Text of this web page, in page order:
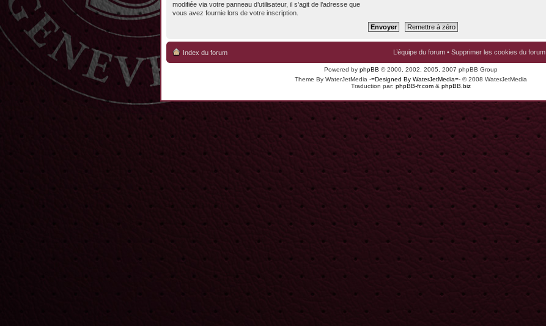
modifiée via votre panneau d’utilisateur, il s’agit de l’adresse que
vous avez fournie lors de votre inscription.
Index du forum L’équipe du forum • Supprimer les cookies du forum
Powered by phpBB © 2000, 2002, 2005, 2007 phpBB Group
Theme By WaterJetMedia -=Designed By WaterJetMedia=- © 2008 WaterJetMedia
Traduction par: phpBB-fr.com & phpBB.biz